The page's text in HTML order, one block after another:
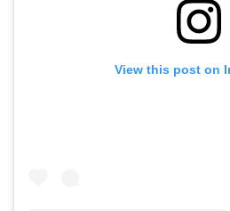
View this post on